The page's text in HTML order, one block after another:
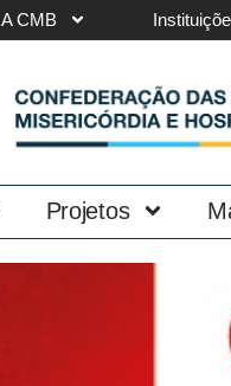
A CMB
Projetos